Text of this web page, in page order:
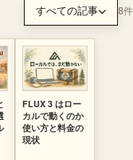
すべての記事 8件
FLUX 3 はロー
カルで動くのか
使い方と料金の
現状